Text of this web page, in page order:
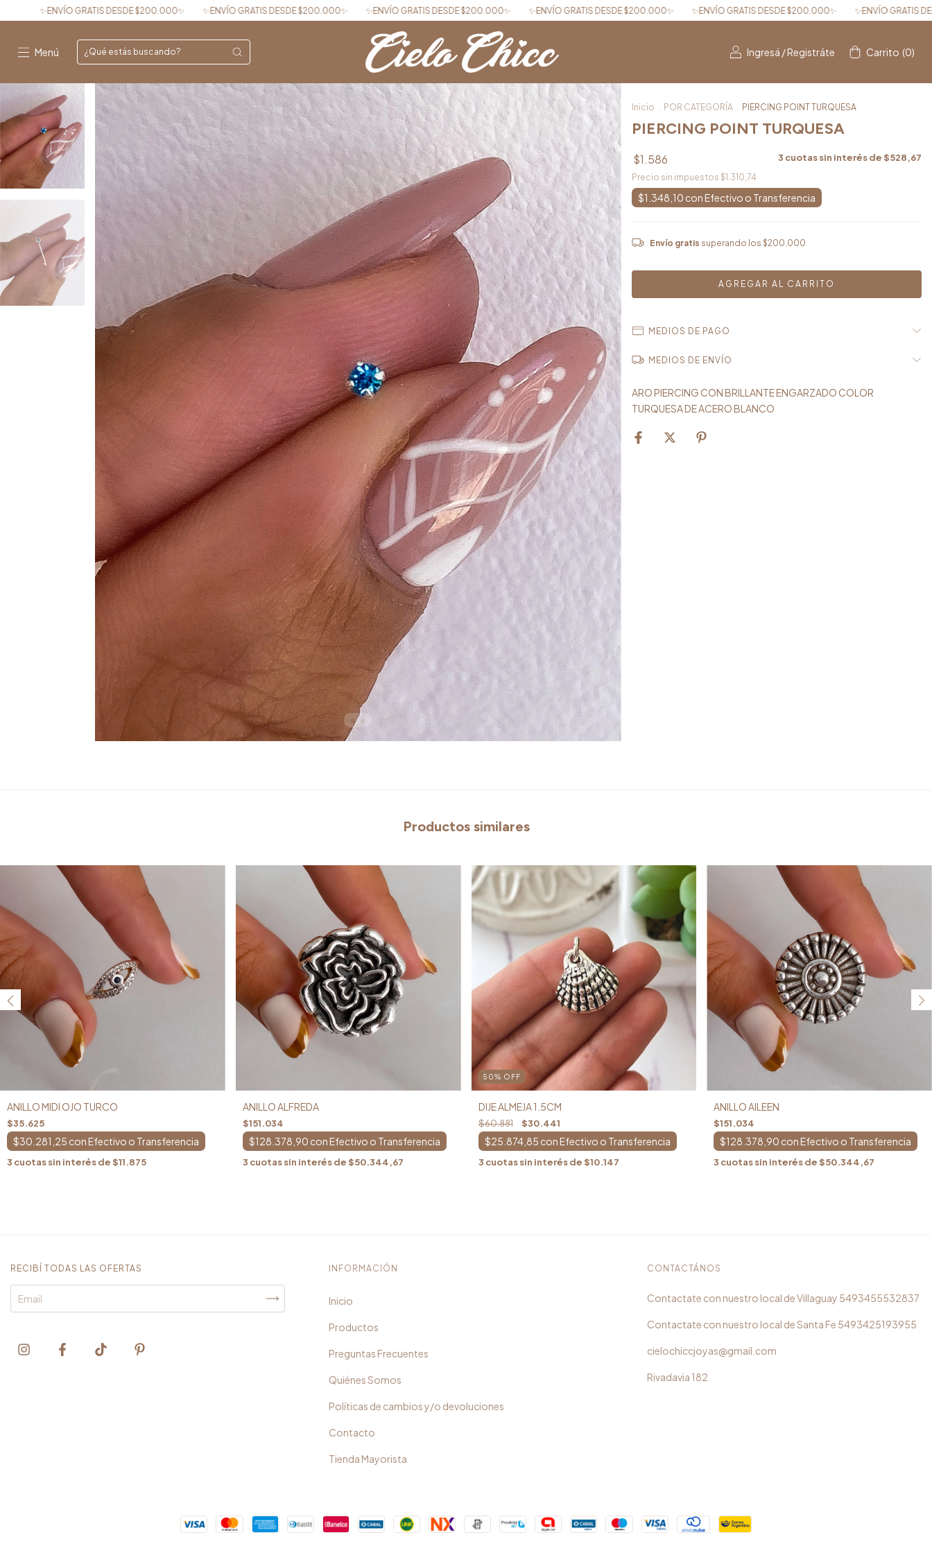
$200.000✨ ✨ENVÍO GRATIS DESDE $200.000✨ ✨ENVÍO GRATIS DESDE $200.000✨ ✨ENVÍO GRATIS DESDE $200.000✨ ✨ENVÍO GRATIS DESDE $200.000✨ ✨ENVÍO GRATIS DESDE $200.000✨ ✨ENVÍO
Menú Ingresá /Registráte Carrito (0)
Inicio . POR CATEGORÍA . PIERCING POINT TURQUESA
PIERCING POINT TURQUESA
$1.586 3 cuotas sin interés de$528,67
Precio sin impuestos $1.310,74
$1.348,10 con
Envío gratis superando los $200.000
MEDIOS DE PAGO
MEDIOS DE ENVÍO
ARO PIERCING CON BRILLANTE ENGARZADO COLOR
TURQUESA DE ACERO BLANCO
Productos similares
ANILLO MIDI OJO TURCO
$35.625
$30.281,25 con
3 cuotas sin interés de$11.875
ANILLO ALFREDA
$151.034
$128.378,90 con
3 cuotas sin interés de$50.344,67
50% OFF
DIJE ALMEJA 1.5CM
$60.881 $30.441
$25.874,85 con
3 cuotas sin interés de$10.147
ANILLO AILEEN
$151.034
$128.378,90 con
3 cuotas sin interés de$50.344,67
RECIBÍ TODAS LAS OFERTAS INFORMACIÓN
Inicio
Productos
Preguntas Frecuentes
Quiénes Somos
Políticas de cambios y/o devoluciones
Contacto
Tienda Mayorista
CONTACTÁNOS
5493455532837
5493425193955
cielochiccjoyas@gmail.com
Rivadavia 182